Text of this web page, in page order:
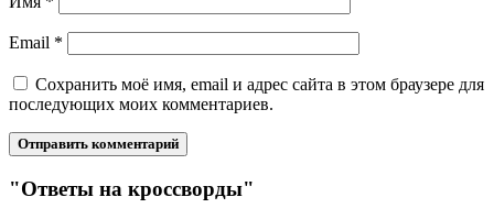
Email *
Сохранить моё имя, email и адрес сайта в этом браузере для
последующих моих комментариев.
"Ответы на кроссворды"